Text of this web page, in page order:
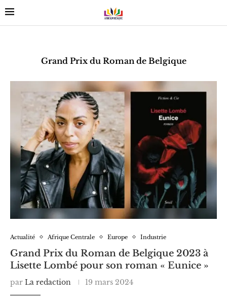
Grand Prix du Roman de Belgique
Actualité Afrique Centrale Europe Industrie
Grand Prix du Roman de Belgique 2023 à
Lisette Lombé pour son roman « Eunice »
par La redaction 19 mars 2024